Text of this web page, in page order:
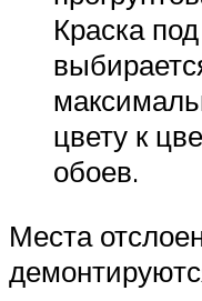
Краска
цвету к
обоев.
Места